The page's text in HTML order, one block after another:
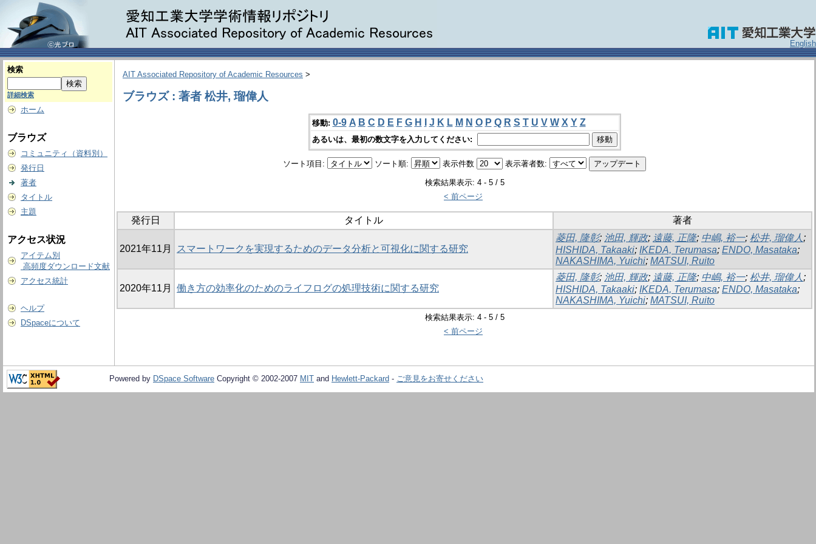
English
検索
詳細検索
ホーム
ブラウズ
コミュニティ（資料別）
発行日
著者
タイトル
主題
アクセス状況
アイテム別
高頻度ダウンロード文献
アクセス統計
ヘルプ
DSpaceについて
AIT Associated Repository of Academic Resources >
ブラウズ : 著者 松井, 瑠偉人
移動: 0-9 A B C D E F G H J K L M N O P Q R S T U V W X Y Z
あるいは、最初の数文字を入力してください:
ソート項目: ソート順: 表示件数 表示著者数:
検索結果表示: 4 - 5 / 5
< 前ページ
発行日 タイトル 著者
2021年11月 スマートワークを実現するためのデータ分析と可視化に関する研究
菱田, 隆彰; 池田, 輝政; 遠藤, 正隆; 中嶋, 裕一; 松井, 瑠偉人 ;
HISHIDA, Takaaki; IKEDA, Terumasa; ENDO, Masataka;
NAKASHIMA, Yuichi; MATSUI, Ruito
2020年11月 働き方の効率化のためのライフログの処理技術に関する研究
菱田, 隆彰; 池田, 輝政; 遠藤, 正隆; 中嶋, 裕一; 松井, 瑠偉人 ;
HISHIDA, Takaaki; IKEDA, Terumasa; ENDO, Masataka;
NAKASHIMA, Yuichi; MATSUI, Ruito
検索結果表示: 4 - 5 / 5
< 前ページ
Powered by DSpace Software Copyright © 2002-2007 MIT and Hewlett-Packard - ご意見をお寄せください